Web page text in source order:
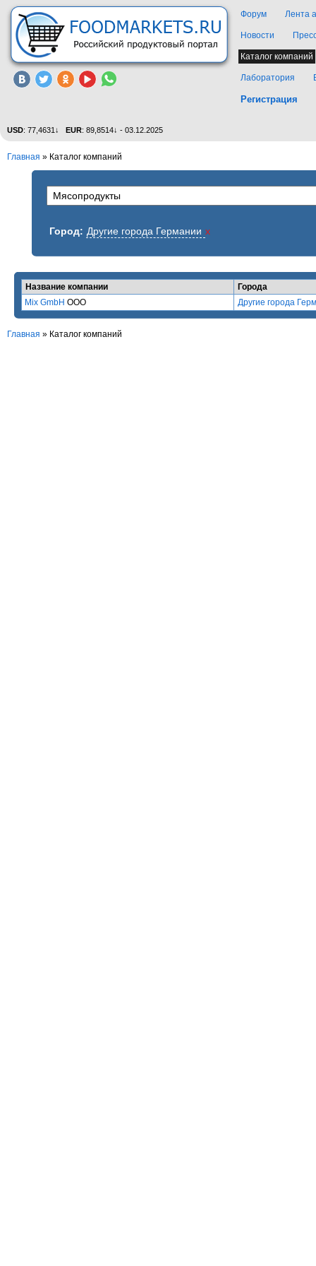
Форум Лента
Новости
Каталог компаний
Лаборатория
Регистрация
USD: 77,4631↓ EUR: 89,8514↓ - 03.12.2025
Главная » Каталог компаний
Город: Другие города Германии x
Название компании
Города
Mix GmbH ООО Другие города
Главная » Каталог компаний